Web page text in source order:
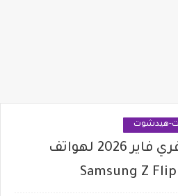
هيدشوت
إعدادات هيدشوت فري فاير 2026 لهواتف
Samsung Z